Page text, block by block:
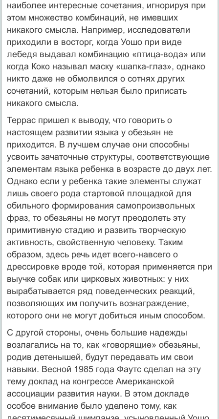
наиболее интересные сочетания, игнорируя при
этом множество комбинаций, не имевших
никакого смысла. Напри­мер, исследователи
приходили в восторг, когда Уошо при виде
лебедя выдавал комбинацию «птица-вода» или
когда Коко называл маску «шапка-глаз», однако
никто даже не обмолвился о сотнях других
сочетаний, которым нельзя было приписать
никакого смысла.
Террас пришел к выводу, что говорить о
настоящем развитии языка у обезьян не
приходится. В лучшем случае они способны
усвоить зачаточные структуры, соответствующие
элементам языка ребенка в возрасте до двух лет.
Однако если у ребенка такие элементы служат
лишь своего рода стартовой площадкой для
обильного формирования самопроизвольных
фраз, то обезьяны не могут преодолеть эту
прими­тивную стадию и развить творческую
активность, свойственную челове­ку. Таким
образом, здесь речь идет всего-навсего о
дрессировке вроде той, которая применяется при
выучке собак или цирковых животных: у них
вырабатывается ряд поведенческих реакций,
позволяющих им получить вознаграждение,
которого они не могут добиться иным спосо­бом.
С другой стороны, очень большие надежды
возлагались на то, как «говорящие» обезьяны,
родив детенышей, будут передавать им свои
навыки. Весной 1985 года Фаутс сделал на эту
тему доклад на конгрессе Американской
ассоциации развития науки. В этом докладе
особое внимание было уделено тому, как